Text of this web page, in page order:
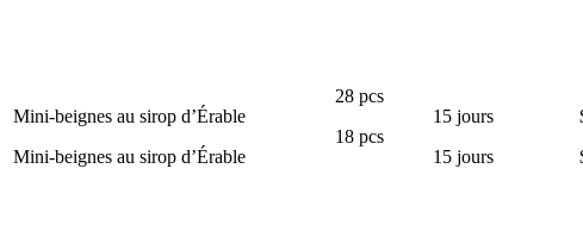
Mini-beignes au sirop d’Érable
Mini-beignes au sirop d’Érable
28 pcs
18 pcs
15 jours
15 jours